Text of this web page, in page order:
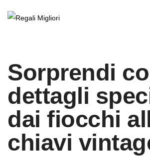
Sorprendi
dettagli
dai fiocchi
chiavi